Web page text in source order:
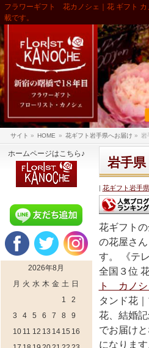
フラワーギフト 花カノシェ｜花 ギフト カ
載です。
サイト » HOME » 花ギフト岩手県へお届け » 岩
岩手県
花ギフト岩手
花ギフト
の花屋さ
す。 《テ
全国３位
ト カノシ
タンド花
花、結婚
でお届け
になりま
ホームページはこちら♪
2026年8月
月 火 水 木 金 土 日
1
2
3
4 5 6 7 8
9
10 11 12 13 14 15 16